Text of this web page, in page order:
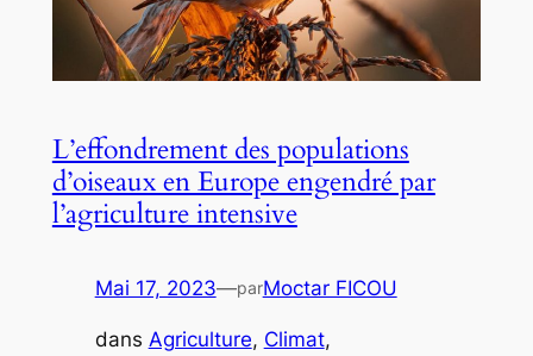
L’effondrement des populations
d’oiseaux en Europe engendré par
l’agriculture intensive
Mai 17, 2023—parMoctar FICOU
dans Agriculture, Climat